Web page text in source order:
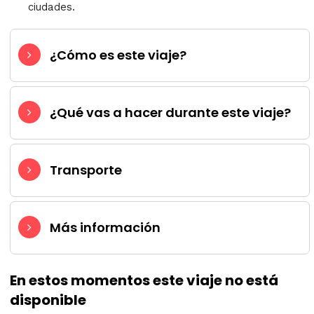
ciudades.
¿Cómo es este viaje?
¿Qué vas a hacer durante este viaje?
Transporte
Más información
En estos momentos este viaje no está
disponible